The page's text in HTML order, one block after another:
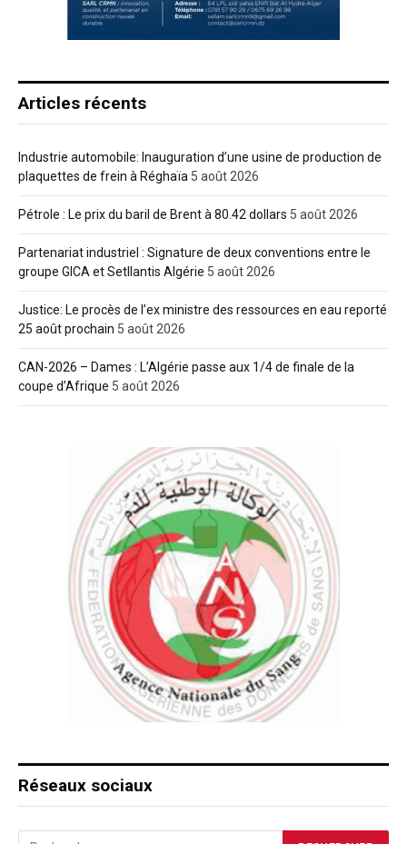
Articles récents
Industrie automobile: Inauguration d’une usine de production de
plaquettes de frein à Réghaïa 5 août 2026
Pétrole : Le prix du baril de Brent à 80.42 dollars 5 août 2026
Partenariat industriel : Signature de deux conventions entre le
groupe GICA et Setllantis Algérie 5 août 2026
Justice: Le procès de l’ex ministre des ressources en eau reporté
25 août prochain 5 août 2026
CAN-2026 – Dames : L’Algérie passe aux 1/4 de finale de la
coupe d’Afrique 5 août 2026
Réseaux sociaux